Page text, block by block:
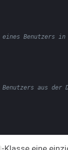
Benutzers in
aus der